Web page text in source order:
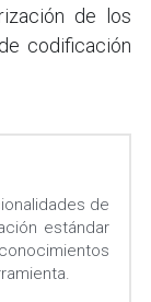
de los
codificación
de
estándar